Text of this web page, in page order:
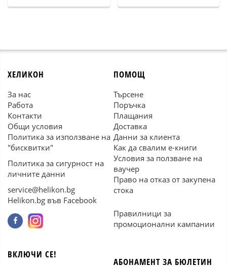
ХЕЛИКОН
За нас
Работа
Контакти
Общи условия
Политика за използване на
"бисквитки"
Политика за сигурност на
личните данни
service@helikon.bg
Helikon.bg във Facebook
ПОМОЩ
Търсене
Поръчка
Плащания
Доставка
Данни за клиента
Как да свалим е-книги
Условия за ползване на
ваучер
Право на отказ от закупена
стока
Правилници за
промоционални кампании
ВКЛЮЧИ СЕ!
АБОНАМЕНТ ЗА БЮЛЕТИН